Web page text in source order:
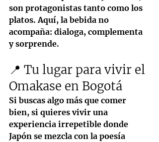
son protagonistas tanto como los
platos. Aquí, la bebida no
acompaña: dialoga, complementa
y sorprende.
📍 Tu lugar para vivir el
Omakase en Bogotá
Si buscas algo más que comer
bien, si quieres vivir una
experiencia irrepetible donde
Japón se mezcla con la poesía